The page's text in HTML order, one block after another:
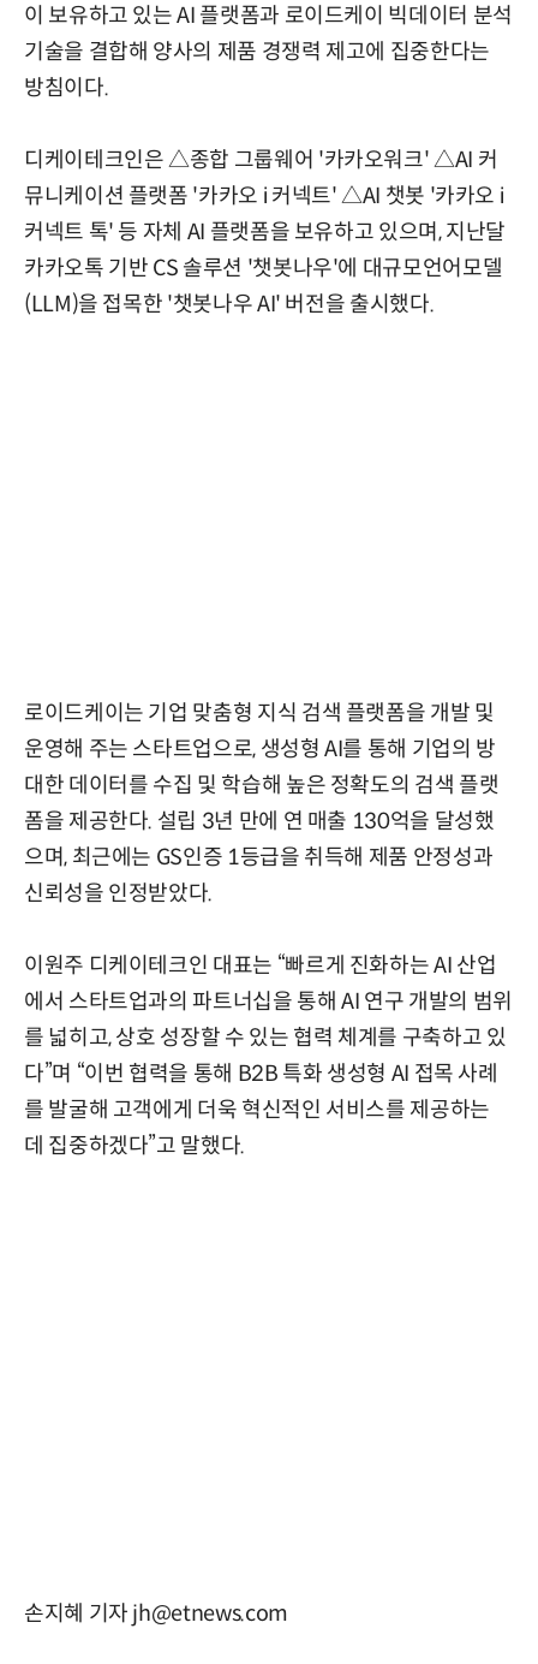
이 보유하고 있는 AI 플랫폼과 로이드케이 빅데이터 분석
기술을 결합해 양사의 제품 경쟁력 제고에 집중한다는
방침이다.
디케이테크인은 △종합 그룹웨어 '카카오워크' △AI 커
뮤니케이션 플랫폼 '카카오 i 커넥트' △AI 챗봇 '카카오 i
커넥트 톡' 등 자체 AI 플랫폼을 보유하고 있으며, 지난달
카카오톡 기반 CS 솔루션 '챗봇나우'에 대규모언어모델
(LLM)을 접목한 '챗봇나우 AI' 버전을 출시했다.
로이드케이는 기업 맞춤형 지식 검색 플랫폼을 개발 및
운영해 주는 스타트업으로, 생성형 AI를 통해 기업의 방
대한 데이터를 수집 및 학습해 높은 정확도의 검색 플랫
폼을 제공한다. 설립 3년 만에 연 매출 130억을 달성했
으며, 최근에는 GS인증 1등급을 취득해 제품 안정성과
신뢰성을 인정받았다.
이원주 디케이테크인 대표는 “빠르게 진화하는 AI 산업
에서 스타트업과의 파트너십을 통해 AI 연구 개발의 범위
를 넓히고, 상호 성장할 수 있는 협력 체계를 구축하고 있
다”며 “이번 협력을 통해 B2B 특화 생성형 AI 접목 사례
를 발굴해 고객에게 더욱 혁신적인 서비스를 제공하는
데 집중하겠다”고 말했다.
손지혜 기자 jh@etnews.com